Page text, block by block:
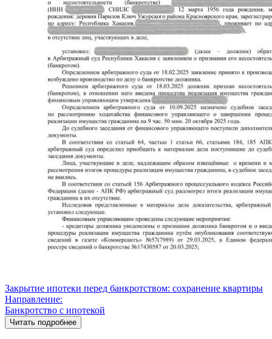
Закрытие ипотеки перед банкротством: сохранение квартиры
Направление:
Банкротство с ипотекой
Читать подробнее